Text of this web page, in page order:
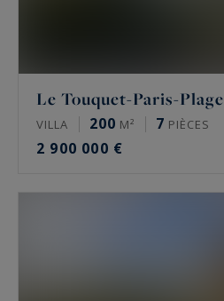
Le Touquet-Paris-Plage
VILLA 200 M² 7 PIÈCES
2 900 000 €